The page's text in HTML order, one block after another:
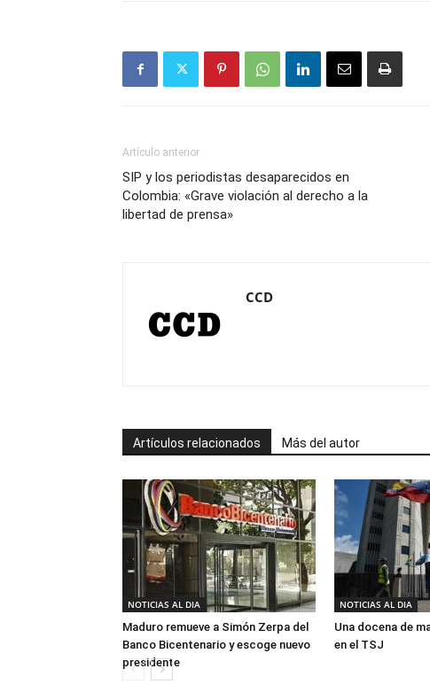
Artículo anterior
SIP y los periodistas desaparecidos en
Colombia: «Grave violación al derecho a la
libertad de prensa»
CCD
Artículos relacionados Más del autor
NOTICIAS AL DIA
Maduro remueve a Simón Zerpa del
Banco Bicentenario y escoge nuevo
presidente
NOTICIAS AL DIA
Una docena de
en el TSJ